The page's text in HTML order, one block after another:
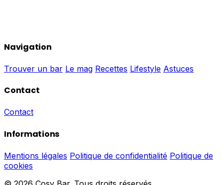
Navigation
Trouver un bar Le mag Recettes Lifestyle Astuces
Contact
Contact
Informations
Mentions légales Politique de confidentialité Politique de
cookies